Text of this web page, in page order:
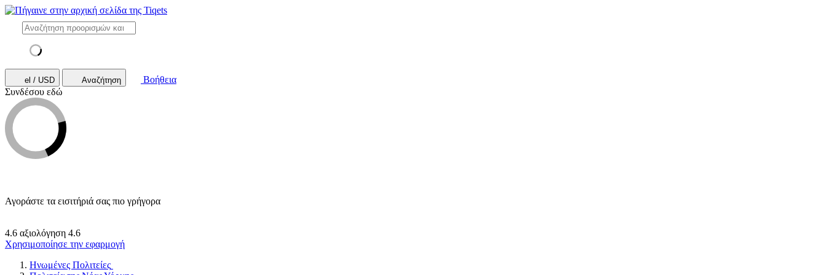
el / USD Αναζήτηση
Βοήθεια
Συνδέσου εδώ
Αγοράστε τα εισιτήριά σας πιο γρήγορα
4.6 αξιολόγηση 4.6
Χρησιμοποίησε την εφαρμογή
Ηνωμένες Πολιτείες